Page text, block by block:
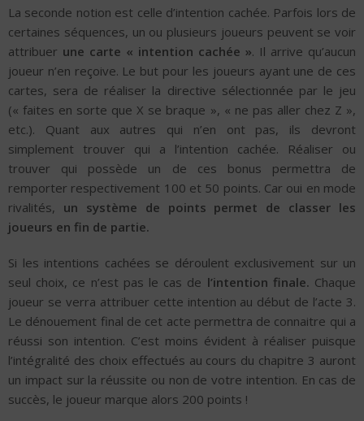
La seconde notion est celle d’intention cachée. Parfois lors de
certaines séquences, un ou plusieurs joueurs peuvent se voir
attribuer une carte « intention cachée ». Il arrive qu’aucun
joueur n’en reçoive. Le but pour les joueurs ayant une de ces
cartes, sera de réaliser la directive sélectionnée par le jeu
(« faites en sorte que X se braque », « ne pas aller chez Z »,
etc.). Quant aux autres qui n’en ont pas, ils devront
simplement trouver qui a l’intention cachée. Réaliser ou
trouver qui possède un de ces bonus permettra de
remporter respectivement 100 et 50 points. Car oui en mode
rivalités, un système de points permet de classer les
joueurs en fin de partie.
Si les intentions cachées se déroulent exclusivement sur un
seul choix, ce n’est pas le cas de l’intention finale. Chaque
joueur se verra attribuer cette intention au début de l’acte 3.
Le dénouement final de cet acte permettra de connaitre qui a
réussi son intention. C’est moins évident à réaliser puisque
l’intégralité des choix effectués au cours du chapitre 3 auront
un impact sur la réussite ou non de votre intention. En cas de
succès, le joueur marque alors 200 points !